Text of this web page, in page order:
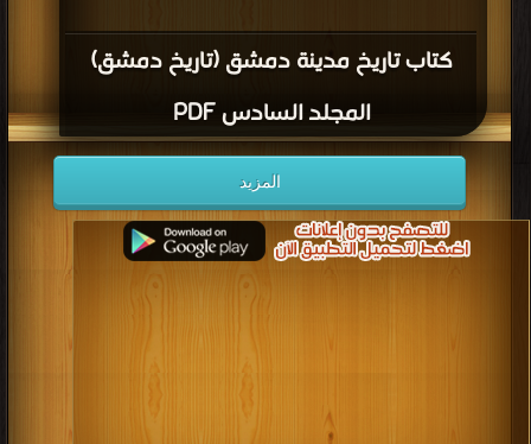
كتاب تاريخ مدينة دمشق (تاريخ دمشق)
المجلد السادس PDF
المزيد